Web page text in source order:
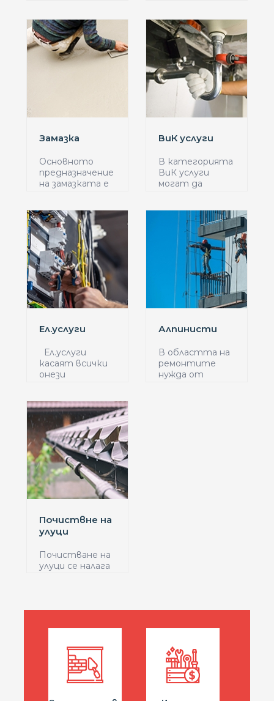
Замазка
Основното
предназначение
на замазката е
ВиК услуги
В категорията
ВиК услуги
могат да
Ел.услуги
Ел.услуги
касаят всички
онези
Алпинисти
В областта на
ремонтите
нужда от
Почиствне на
улуци
Почистване на
улуци се налага